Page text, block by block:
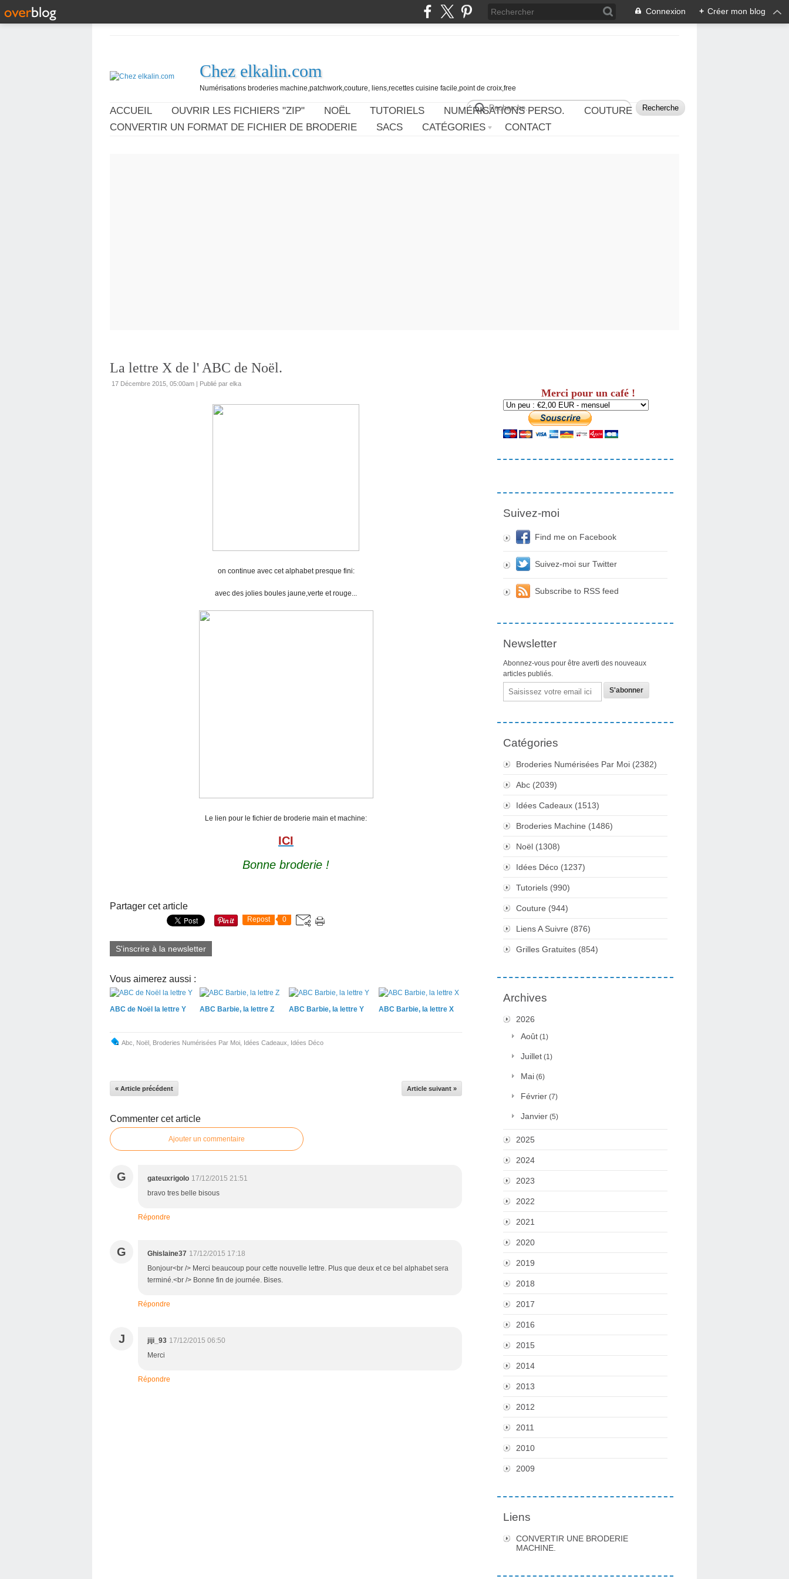
Connexion + Créer mon blog
Chez elkalin.com
Numérisations broderies machine,patchwork,couture, liens,recettes cuisine facile,point de croix,free
ACCUEIL OUVRIR LES FICHIERS "ZIP" NOËL TUTORIELS NUMÉRISATIONS PERSO.
COUTURE
CONVERTIR UN FORMAT DE FICHIER DE BRODERIE
SACS CATÉGORIES CONTACT
La lettre X de l' ABC de Noël.
17 Décembre 2015, 05:00am | Publié par elka
on continue avec cet alphabet presque fini:
avec des jolies boules jaune,verte et rouge...
Le lien pour le fichier de broderie main et machine:
ICI
Bonne broderie !
Partager cet article
Repost 0
S'inscrire à la newsletter
Vous aimerez aussi :
ABC de Noël la lettre Y ABC Barbie, la lettre Z ABC Barbie, la lettre Y ABC Barbie, la lettre X
Abc Noël Broderies Numérisées Par Moi Idées Cadeaux Idées Déco
« Article précédent Article suivant »
Commenter cet article
Ajouter un commentaire
G gateuxrigolo 17/12/2015 21:51
bravo tres belle bisous
Répondre
G Ghislaine37 17/12/2015 17:18
Bonjour<br /> Merci beaucoup pour cette nouvelle lettre. Plus que deux et ce bel alphabet sera
terminé.<br /> Bonne fin de journée. Bises.
Répondre
J jiji_93 17/12/2015 06:50
Merci
Répondre
Merci pour un café !
Suivez-moi
Find me on Facebook
Suivez-moi sur Twitter
Subscribe to RSS feed
Newsletter
Abonnez-vous pour être averti des nouveaux
articles publiés.
Email
Catégories
Broderies Numérisées Par Moi (2382)
Abc (2039)
Idées Cadeaux (1513)
Broderies Machine (1486)
Noël (1308)
Idées Déco (1237)
Tutoriels (990)
Couture (944)
Liens A Suivre (876)
Grilles Gratuites (854)
Archives
2026
Août (1)
Juillet (1)
Mai (6)
Février (7)
Janvier (5)
2025
2024
2023
2022
2021
2020
2019
2018
2017
2016
2015
2014
2013
2012
2011
2010
2009
Liens
CONVERTIR UNE BRODERIE
MACHINE.